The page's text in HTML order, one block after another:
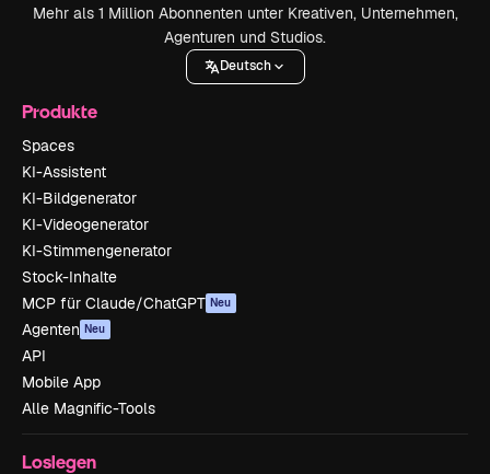
Mehr als 1 Million Abonnenten unter Kreativen, Unternehmen,
Agenturen und Studios.
Deutsch
Produkte
Spaces
KI-Assistent
KI-Bildgenerator
KI-Videogenerator
KI-Stimmengenerator
Stock-Inhalte
MCP für Claude/ChatGPT Neu
Agenten Neu
API
Mobile App
Alle Magnific-Tools
Loslegen